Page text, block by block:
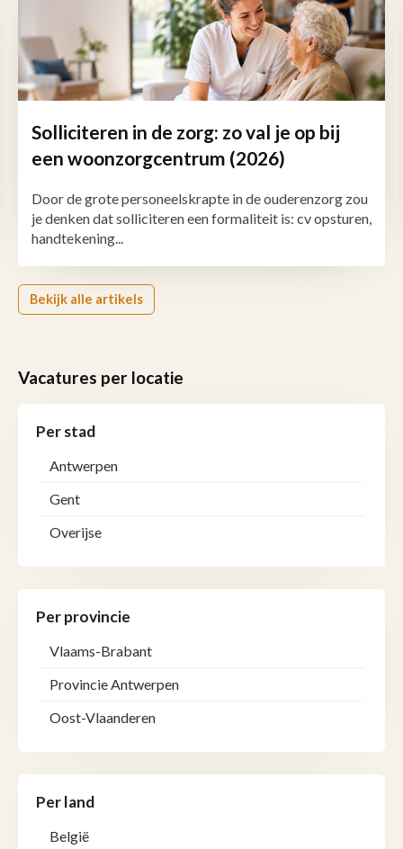
Solliciteren in de zorg: zo val je op bij
een woonzorgcentrum (2026)
Door de grote personeelskrapte in de ouderenzorg zou
je denken dat solliciteren een formaliteit is: cv opsturen,
handtekening...
Bekijk alle artikels
Vacatures per locatie
Per stad
Antwerpen
Gent
Overijse
Per provincie
Vlaams-Brabant
Provincie Antwerpen
Oost-Vlaanderen
Per land
België